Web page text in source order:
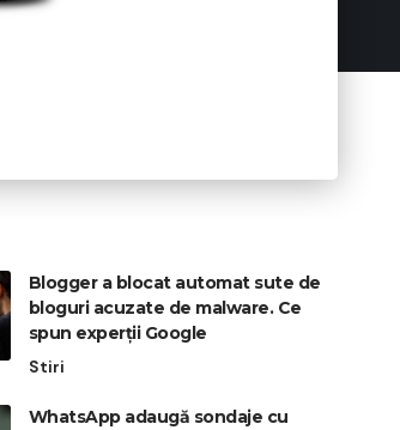
Blogger a blocat automat sute de
bloguri acuzate de malware. Ce
spun experții Google
Stiri
WhatsApp adaugă sondaje cu